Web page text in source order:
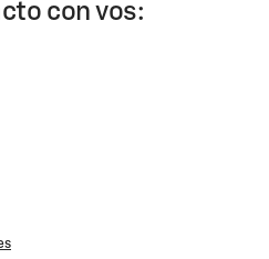
con vos: